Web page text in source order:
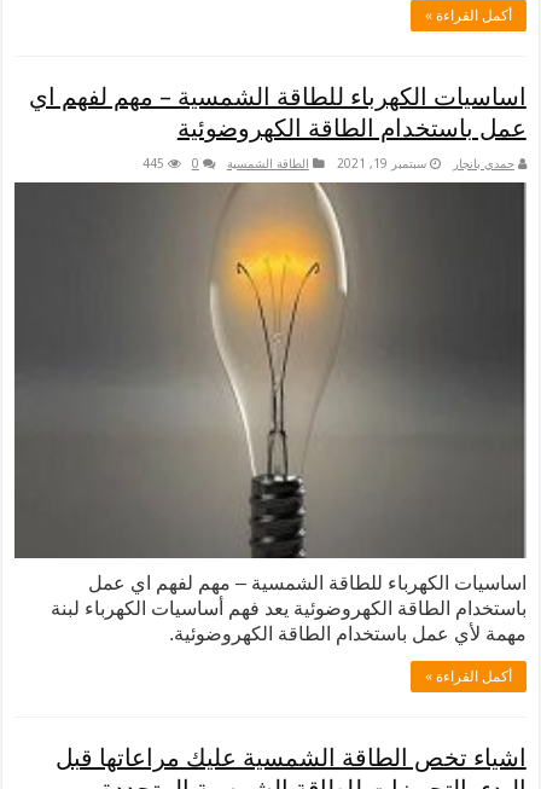
للطاقة الشمسية – مهم لفهم اي
الطاقة الكهروضوئية
سبتمبر 19, 2021 الطاقة الشمسية 0
445
للطاقة الشمسية – مهم لفهم اي عمل
الكهروضوئية يعد فهم أساسيات الكهرباء لبنة
باستخدام الطاقة الكهروضوئية.
الطاقة الشمسية عليك مراعاتها قبل